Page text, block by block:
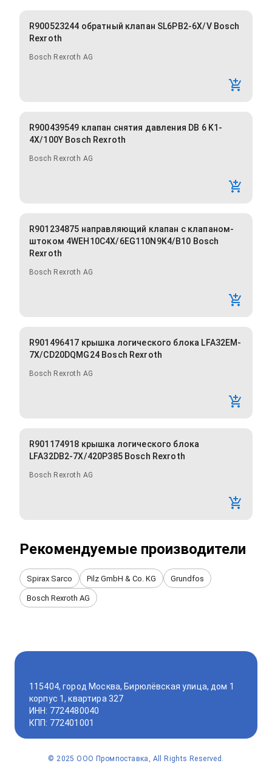
R900523244 обратный клапан SL6PB2-6X/V Bosch
Rexroth
Bosch Rexroth AG
R900439549 клапан снятия давления DB 6 K1-
4X/100Y Bosch Rexroth
Bosch Rexroth AG
R901234875 направляющий клапан с клапаном-
штоком 4WEH10C4X/6EG110N9K4/B10 Bosch
Rexroth
Bosch Rexroth AG
R901496417 крышка логического блока LFA32EM-
7X/CD20DQMG24 Bosch Rexroth
Bosch Rexroth AG
R901174918 крышка логического блока
LFA32DB2-7X/420P385 Bosch Rexroth
Bosch Rexroth AG
Рекомендуемые производители
Spirax Sarco Pilz GmbH & Co. KG Grundfos
Bosch Rexroth AG
115404, город Москва, Бирюлёвская улица, дом 1
корпус 1, квартира 327
ИНН: 7724480040
КПП: 772401001
© 2025 ООО Промпоставка, All Rights Reserved.